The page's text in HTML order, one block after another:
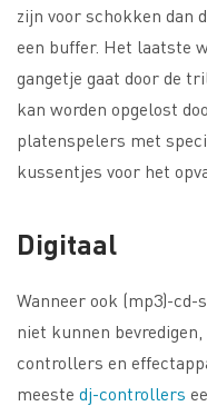
zijn voor schokken dan
een buffer. Het laatste
gangetje gaat door de
kan worden opgelost
platenspelers met
kussentjes voor het
Digitaal
Wanneer ook (mp3)-
niet kunnen
controllers en
meeste dj-controllers